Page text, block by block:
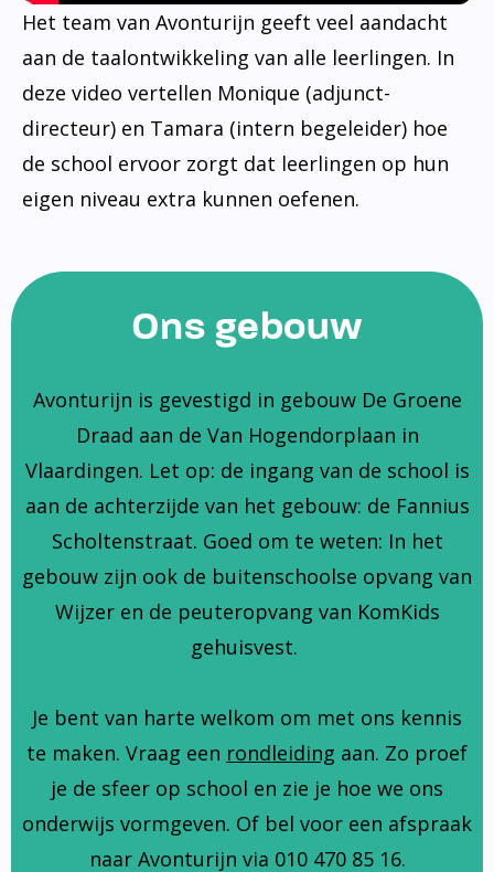
Het team van Avonturijn geeft veel aandacht
aan de taalontwikkeling van alle leerlingen. In
deze video vertellen Monique (adjunct-
directeur) en Tamara (intern begeleider) hoe
de school ervoor zorgt dat leerlingen op hun
eigen niveau extra kunnen oefenen.
Ons gebouw
Avonturijn is gevestigd in gebouw De Groene
Draad aan de Van Hogendorplaan in
Vlaardingen. Let op: de ingang van de school is
aan de achterzijde van het gebouw: de Fannius
Scholtenstraat. Goed om te weten: In het
gebouw zijn ook de buitenschoolse opvang van
Wijzer en de peuteropvang van KomKids
gehuisvest.
Je bent van harte welkom om met ons kennis
te maken. Vraag een rondleiding aan. Zo proef
je de sfeer op school en zie je hoe we ons
onderwijs vormgeven. Of bel voor een afspraak
naar Avonturijn via 010 470 85 16.